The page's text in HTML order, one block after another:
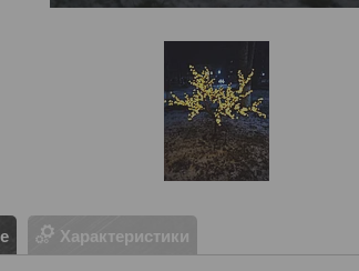
Характеристики